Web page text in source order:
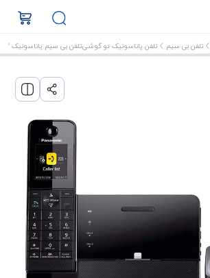
تلفن بی سیم تلفن پاناسونیک دو گوشیتلفن بی سیم پاناسونیک KX-PRL262